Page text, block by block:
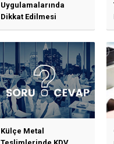
Uygulamalarında
Dikkat Edilmesi
Gereken Özet Başlıklar
Külçe Metal
Teslimlerinde KDV